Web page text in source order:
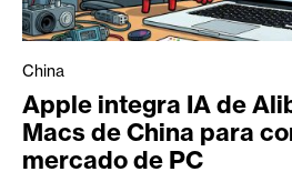
China
Apple integra IA de
Macs de China para
mercado de PC